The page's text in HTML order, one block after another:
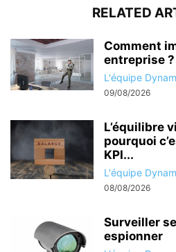
RELATED
Comment
entreprise ?
L'équipe
09/08/2026
L’équilibre
pourquoi
KPI...
L'équipe
08/08/2026
Surveiller
espionner